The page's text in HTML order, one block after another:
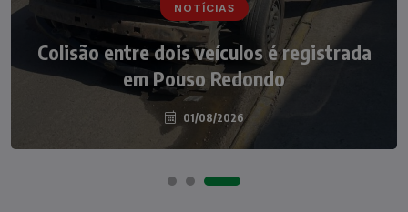
NOTÍCIAS
Colisão entre dois veículos é registrada
em Pouso Redondo
01/08/2026
Irmãos de 7 e 14 anos morrem
atropelados na BR-470 em Pouso
Redondo
04/08/2026